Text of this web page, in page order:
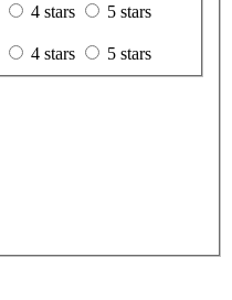
4 stars
5 stars
4 stars
5 stars